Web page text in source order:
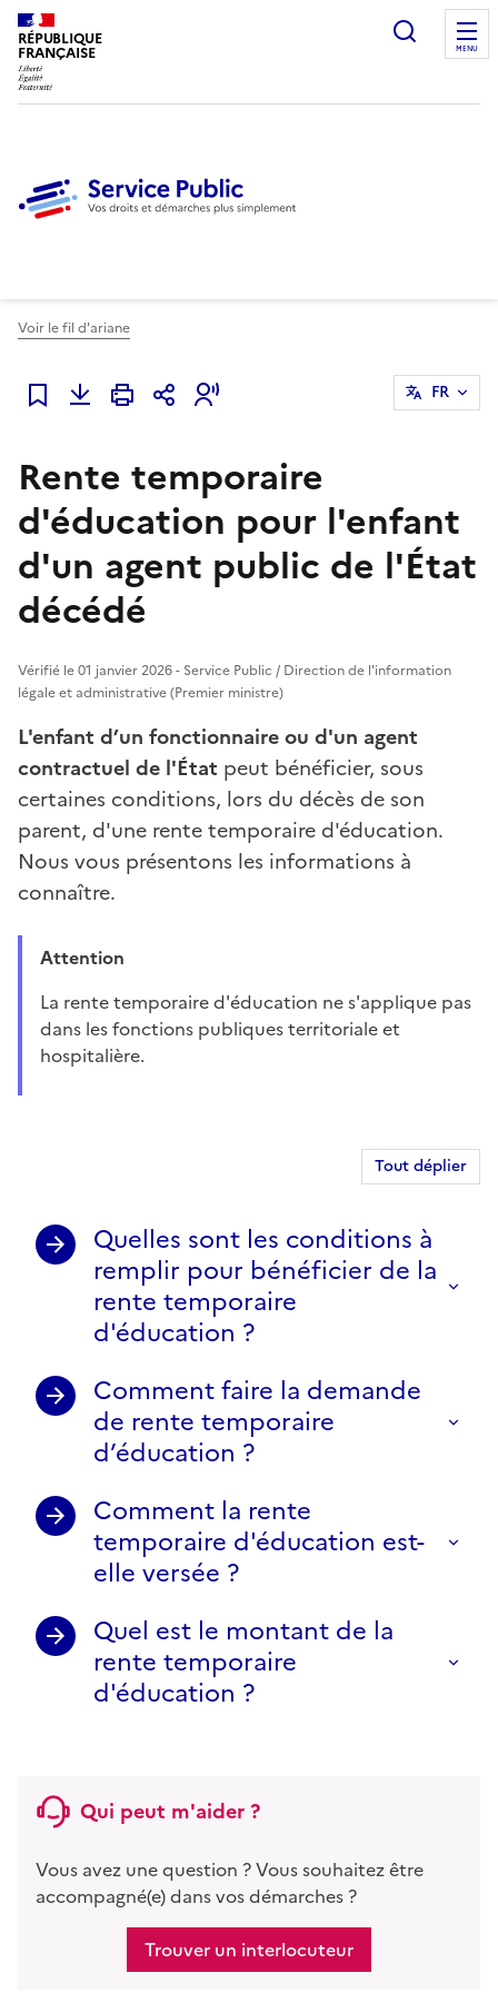
RÉPUBLIQUE
FRANÇAISE
Ouvrir
MENU
Voir le fil d'ariane
Ajouter à mes favoris
FR
Rente temporaire
d'éducation pour l'enfant
d'un agent public de l'État
décédé
Vérifié le 01 janvier 2026 - Service Public / Direction de l'information
légale et administrative (Premier ministre)
L'enfant d’un fonctionnaire ou d'un agent
contractuel de l'État peut bénéficier, sous
certaines conditions, lors du décès de son
parent, d'une rente temporaire d'éducation.
Nous vous présentons les informations à
connaître.
Attention
La rente temporaire d'éducation ne s'applique pas
dans les fonctions publiques territoriale et
hospitalière.
Tout déplier
Quelles sont les conditions à
remplir pour bénéficier de la
rente temporaire
d'éducation ?
Comment faire la demande
de rente temporaire
d’éducation ?
Comment la rente
temporaire d'éducation est-
elle versée ?
Quel est le montant de la
rente temporaire
d'éducation ?
Qui peut m'aider ?
Vous avez une question ? Vous souhaitez être
accompagné(e) dans vos démarches ?
Trouver un interlocuteur